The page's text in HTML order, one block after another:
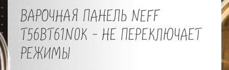
ВАРОЧНАЯ ПАНЕЛЬ NEFF
T56BT61N0K - НЕ ПЕРЕКЛЮЧАЕТ
РЕЖИМЫ